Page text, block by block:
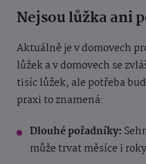
Nejsou lůžka ani
Aktuálně je v domovech
lůžeka v domovech se
tisíc lůžek, ale potřeba
praxi to znamená:
Dlouhé pořadníky:
může trvat měsíce i